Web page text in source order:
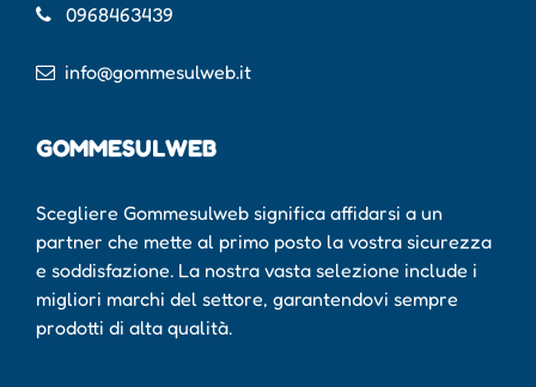
0968463439
info@gommesulweb.it
GOMMESULWEB
Scegliere Gommesulweb significa affidarsi a un
partner che mette al primo posto la vostra sicurezza
e soddisfazione. La nostra vasta selezione include i
migliori marchi del settore, garantendovi sempre
prodotti di alta qualità.